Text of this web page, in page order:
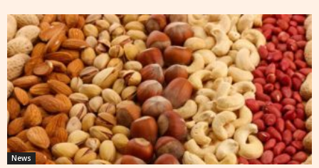
News